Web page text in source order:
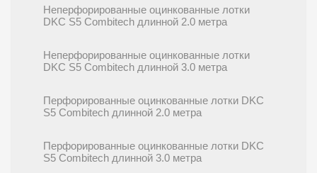
Неперфорированные оцинкованные лотки
DKC S5 Combitech длинной 2.0 метра
Неперфорированные оцинкованные лотки
DKC S5 Combitech длинной 3.0 метра
Перфорированные оцинкованные лотки DKC
S5 Combitech длинной 2.0 метра
Перфорированные оцинкованные лотки DKC
S5 Combitech длинной 3.0 метра